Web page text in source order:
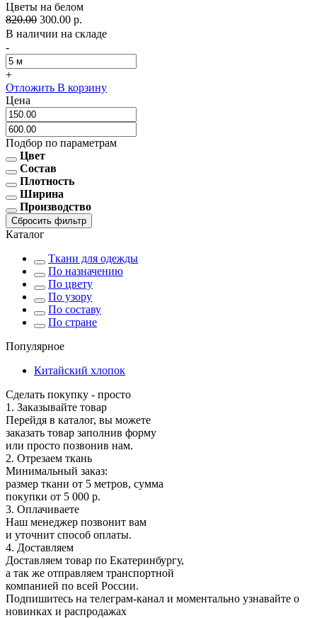
Цветы на белом
820.00 300.00 р.
В наличии на складе
-
+
Отложить В корзину
Цена
Подбор по параметрам
Цвет
Состав
Плотность
Ширина
Производство
Сбросить фильтр
Каталог
Ткани для одежды
По назначению
По цвету
По узору
По составу
По стране
Популярное
Китайский хлопок
Сделать покупку - просто
1. Заказывайте товар
Перейдя в каталог, вы можете
заказать товар заполнив форму
или просто позвонив нам.
2. Отрезаем ткань
Минимальный заказ:
размер ткани от 5 метров, сумма
покупки от 5 000 р.
3. Оплачиваете
Наш менеджер позвонит вам
и уточнит способ оплаты.
4. Доставляем
Доставляем товар по Екатеринбургу,
а так же отправляем транспортной
компанией по всей России.
Подпишитесь на телеграм-канал и моментально узнавайте о
новинках и распродажах